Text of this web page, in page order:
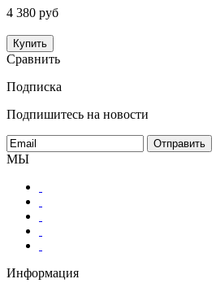
4 380 руб
Купить
Сравнить
Подписка
Подпишитесь на новости
МЫ
Информация